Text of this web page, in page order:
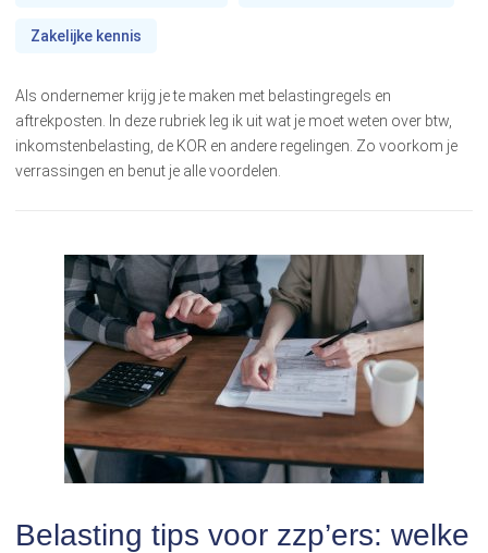
Zakelijke kennis
Als ondernemer krijg je te maken met belastingregels en
aftrekposten. In deze rubriek leg ik uit wat je moet weten over btw,
inkomstenbelasting, de KOR en andere regelingen. Zo voorkom je
verrassingen en benut je alle voordelen.
Belasting tips voor zzp’ers: welke